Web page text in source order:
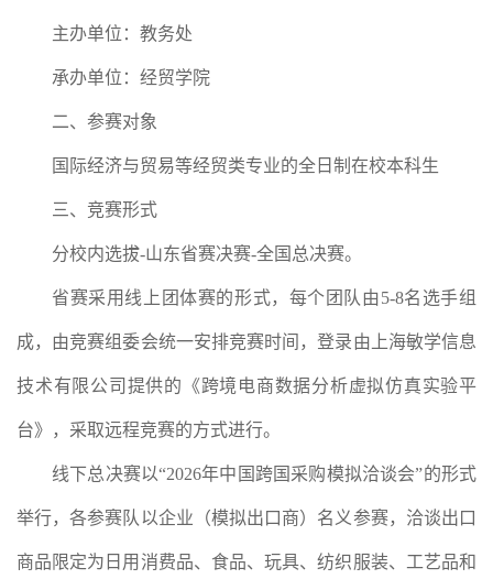
主办单位：教务处
承办单位：经贸学院
二、参赛对象
国际经济与贸易等经贸类专业的全日制在校本科生
三、竞赛形式
分校内选拔-山东省赛决赛-全国总决赛。
省赛采用线上团体赛的形式，每个团队由5-8名选手组
成，由竞赛组委会统一安排竞赛时间，登录由上海敏学信息
技术有限公司提供的《跨境电商数据分析虚拟仿真实验平
台》，采取远程竞赛的方式进行。
线下总决赛以“2026年中国跨国采购模拟洽谈会”的形式
举行，各参赛队以企业（模拟出口商）名义参赛，洽谈出口
商品限定为日用消费品、食品、玩具、纺织服装、工艺品和